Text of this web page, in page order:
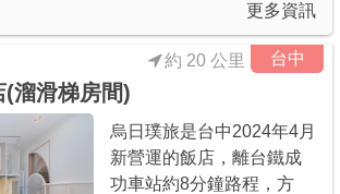
更多資訊
台中
溜滑梯房間)
約 20 公里
烏日璞旅是台中2024年4月
新營運的飯店，離台鐵成
功車站約8分鐘路程，方